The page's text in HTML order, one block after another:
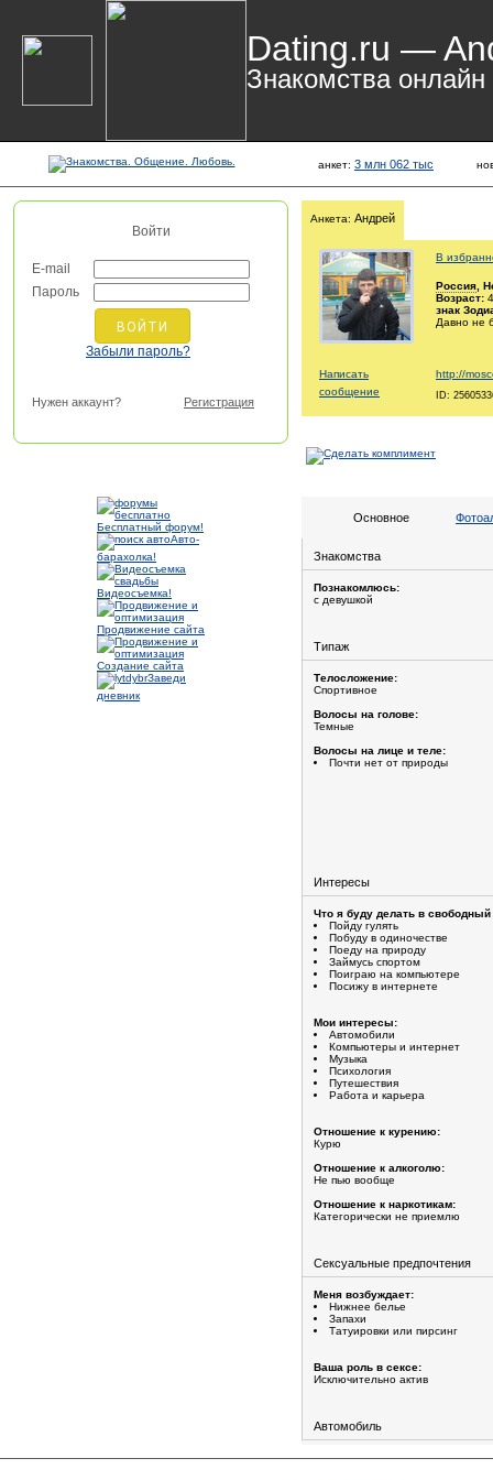
Dating.ru —
Знакомства онлайн
анкет: 3 млн 062 тыс
Войти
E-mail
Пароль
Забыли пароль?
Нужен аккаунт? Регистрация
Бесплатный форум!
Авто-
барахолка!
Видеосъемка!
Продвижение сайта
Создание сайта
Заведи
дневник
Анкета: Андрей
В
Россия ,
Возраст:
знак
Давно не
Написать
сообщение
http://
ID:
Основное
Знакомства
Познакомлюсь:
с девушкой
Типаж
Телосложение:
Спортивное
Волосы на голове:
Темные
Волосы на лице и теле:
Почти нет от природы
Интересы
Что я буду делать в свободный
Пойду гулять
Побуду в одиночестве
Поеду на природу
Займусь спортом
Поиграю на компьютере
Посижу в интернете
Мои интересы:
Автомобили
Компьютеры и интернет
Музыка
Психология
Путешествия
Работа и карьера
Отношение к курению:
Курю
Отношение к алкоголю:
Не пью вообще
Отношение к наркотикам:
Категорически не приемлю
Сексуальные предпочтения
Меня возбуждает:
Нижнее белье
Запахи
Татуировки или пирсинг
Ваша роль в сексе:
Исключительно актив
Автомобиль